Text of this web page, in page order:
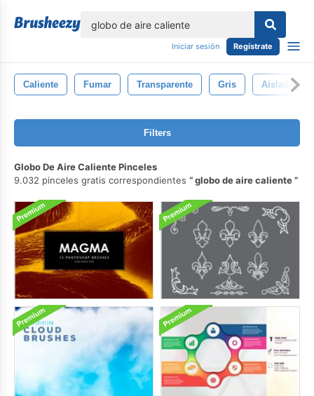
Iniciar sesión Regístrate
Caliente Fumar Transparente Gris Aislado
Filters
Globo De Aire Caliente Pinceles
9.032 pinceles gratis correspondientes
globo de aire caliente